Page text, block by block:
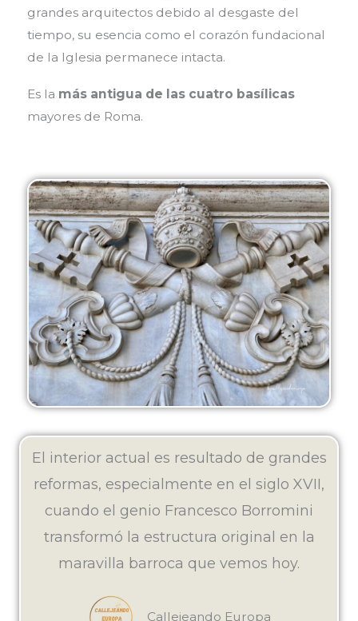
grandes arquitectos debido al desgaste del
tiempo, su esencia como el corazón fundacional
de la Iglesia permanece intacta.
Es la más antigua de las cuatro basílicas
mayores de Roma.
El interior actual es resultado de grandes
reformas, especialmente en el siglo XVII,
cuando el genio Francesco Borromini
transformó la estructura original en la
maravilla barroca que vemos hoy.
Callejeando Europa